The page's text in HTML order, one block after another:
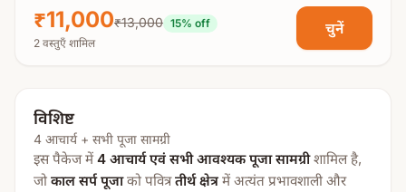
विशेष निर्देश:
यह नियम
कृपया पूजा में आने से पहले नए वस्त्र साथ लेकर आएं और वही
पहनें।
पूजा प्रक्रिया:
गणेश पूजा
आचार्य वरण
प्रधान मंडल पूजा
प्राण प्रतिष्ठा
₹11,000₹13,000 15% off
2 वस्तुएँ शामिल
चुनें
विशिष्ट
4 आचार्य + सभी पूजा सामग्री
इस पैकेज में4 आचार्य एवं सभी आवश्यक पूजा सामग्रीशामिल है,
जो काल सर्प पूजाको पवित्रतीर्थ क्षेत्र में अत्यंत प्रभावशाली और